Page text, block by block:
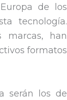
de los
tecnología.
marcas, han
formatos
serán los de